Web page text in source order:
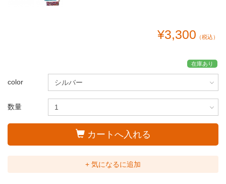
¥3,300 （税込）
在庫あり
color
数量
カートへ入れる
+ 気になるに追加